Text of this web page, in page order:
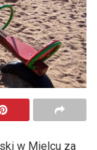
w Mielcu za